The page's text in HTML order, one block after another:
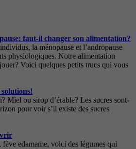
faut-il changer son alimentation?
la ménopause et l’andropause
physiologiques. Notre alimentation
Voici quelques petits trucs qui vous
Miel ou sirop d’érable? Les sucres sont-
pour voir s’il existe des sucres
edamame, voici des légumes qui